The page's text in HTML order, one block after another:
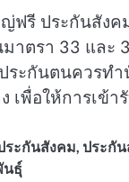
รี ประกันสังค
าตรา 33 แล
ะกันตนควรท
เพื่อให้การเข้
ะกันสังคม, ประกั
นธุ์